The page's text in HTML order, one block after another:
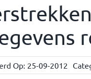
Op: 25-09-2012